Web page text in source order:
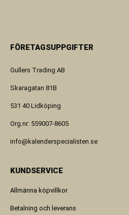
FÖRETAGSUPPGIFTER
Gullers Trading AB
Skaragatan 81B
531 40 Lidköping
Org.nr: 559007-8605
info@kalenderspecialisten.se
KUNDSERVICE
Allmänna köpvillkor
Betalning och leverans